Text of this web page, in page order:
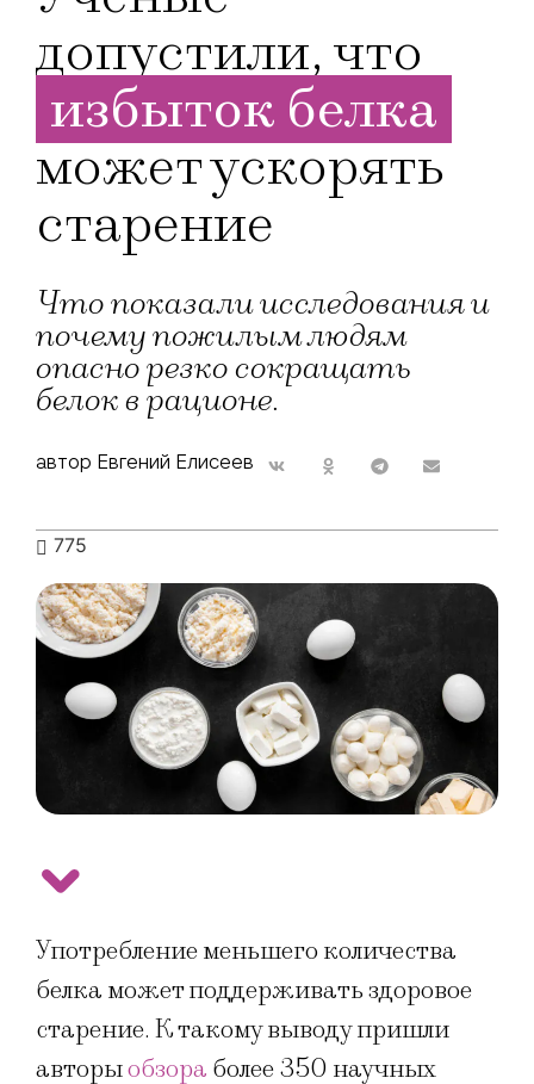
допустили, что
избыток белка
может ускорять
старение
Что показали исследования и
почему пожилым людям
опасно резко сокращать
белок в рационе.
автор Евгений Елисеев
775
Употребление меньшего количества
белка может поддерживать здоровое
старение. К такому выводу пришли
авторыобзора более 350 научных